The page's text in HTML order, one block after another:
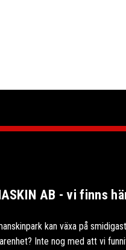
AB - vi finns
kan växa på
Inte nog med att vi